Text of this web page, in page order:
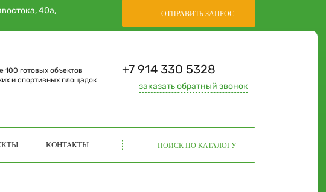
40а,
ОТПРАВИТЬ ЗАПРОС
100 готовых объектов
и спортивных площадок
+7 914 330 5328
заказатьобратный звонок
КОНТАКТЫ ПОИСК ПО КАТАЛОГУ